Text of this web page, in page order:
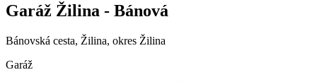
Garáž Žilina - Bánová
Bánovská cesta, Žilina, okres Žilina
Garáž